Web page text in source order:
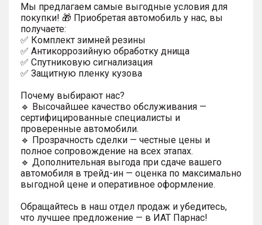
Мы предлагаем самые выгодные условия для
покупки! 🎁 Приобретая автомобиль у нас, вы
получаете:
✅ Комплект зимней резины
✅ Антикоррозийную обработку днища
✅ Спутниковую сигнализация
✅ Защитную пленку кузова
Почему выбирают нас?
🔹 Высочайшее качество обслуживания —
сертифицированные специалисты и
проверенные автомобили.
🔹 Прозрачность сделки — честные цены и
полное сопровождение на всех этапах.
🔹 Дополнительная выгода при сдаче вашего
автомобиля в трейд-ин — оценка по максимально
выгодной цене и оперативное оформление.
Обращайтесь в наш отдел продаж и убедитесь,
что лучшее предложение — в ИАТ Парнас!